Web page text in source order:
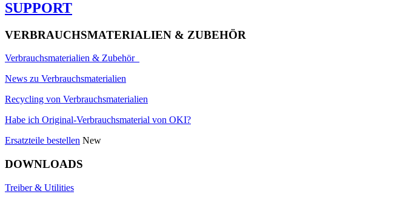
SUPPORT
VERBRAUCHSMATERIALIEN & ZUBEHÖR
Verbrauchsmaterialien & Zubehör
News zu Verbrauchsmaterialien
Recycling von Verbrauchsmaterialien
Habe ich Original-Verbrauchsmaterial von OKI?
Ersatzteile bestellen New
DOWNLOADS
Treiber & Utilities